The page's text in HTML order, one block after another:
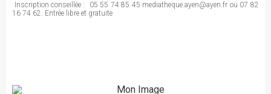
Inscription conseillée : 05 55 74 85 45 mediatheque.ayen@ayen.fr ou 07 82
16 74 62. Entrée libre et gratuite